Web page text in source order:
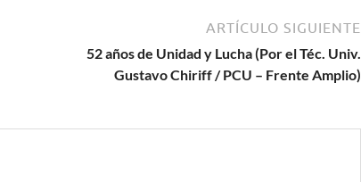
ARTÍCULO SIGUIENTE
52 años de Unidad y Lucha (Por el Téc. Univ.
Gustavo Chiriff / PCU – Frente Amplio)